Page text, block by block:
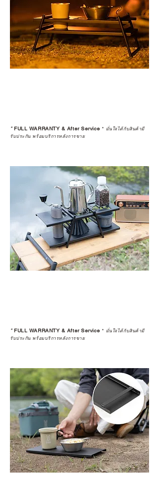
*FULL WARRANTY & After Service * มั่นใจได้กับสินค้ามี
รับประกัน พร้อมบริการหลังการขาย
*FULL WARRANTY & After Service * มั่นใจได้กับสินค้ามี
รับประกัน พร้อมบริการหลังการขาย